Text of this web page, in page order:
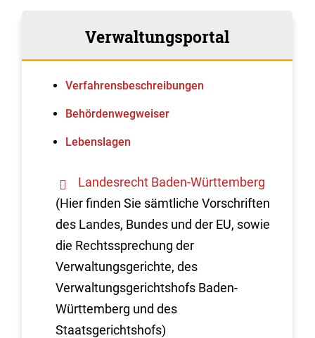
Verwaltungsportal
Verfahrens­beschreibungen
Behördenwegweiser
Lebenslagen
Landesrecht Baden-Württemberg
(Hier finden Sie sämtliche Vorschriften
des Landes, Bundes und der EU, sowie
die Rechtssprechung der
Verwaltungsgerichte, des
Verwaltungsgerichtshofs Baden-
Württemberg und des
Staatsgerichtshofs)